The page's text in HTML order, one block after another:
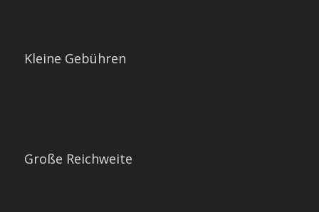
Kleine Gebühren
Große Reichweite